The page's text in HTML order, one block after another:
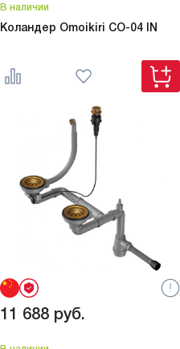
В наличии
Коландер Omoikiri CO-04 IN
11 688 руб.